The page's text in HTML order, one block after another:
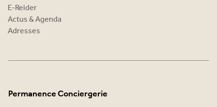
E-Reider
Actus & Agenda
Adresses
Permanence Conciergerie